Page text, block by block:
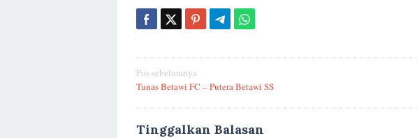
Navigasi
pos
Pos sebelumnya
Tunas Betawi FC – Putera Betawi SS
Tinggalkan Balasan